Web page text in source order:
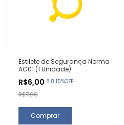
Estilete de Segurança Norma
AC01 (1 Unidade)
R$6,00 8.8 15%OFF
R$7,06